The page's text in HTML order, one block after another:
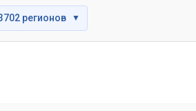
регионов ▼